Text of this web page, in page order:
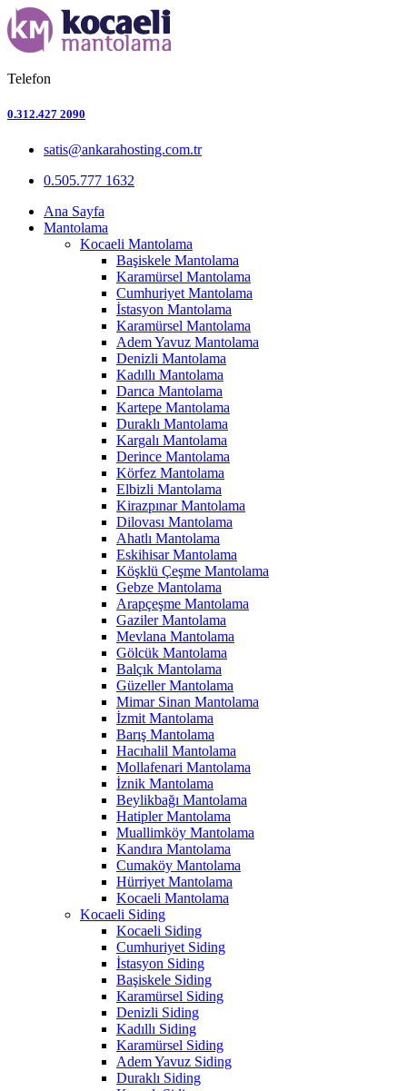
Telefon
0.312.427 2090
satis@ankarahosting.com.tr
0.505.777 1632
Ana Sayfa
Mantolama
Kocaeli Mantolama
Başiskele Mantolama
Karamürsel Mantolama
Cumhuriyet Mantolama
İstasyon Mantolama
Karamürsel Mantolama
Adem Yavuz Mantolama
Denizli Mantolama
Kadıllı Mantolama
Darıca Mantolama
Kartepe Mantolama
Duraklı Mantolama
Kargalı Mantolama
Derince Mantolama
Körfez Mantolama
Elbizli Mantolama
Kirazpınar Mantolama
Dilovası Mantolama
Ahatlı Mantolama
Eskihisar Mantolama
Köşklü Çeşme Mantolama
Gebze Mantolama
Arapçeşme Mantolama
Gaziler Mantolama
Mevlana Mantolama
Gölcük Mantolama
Balçık Mantolama
Güzeller Mantolama
Mimar Sinan Mantolama
İzmit Mantolama
Barış Mantolama
Hacıhalil Mantolama
Mollafenari Mantolama
İznik Mantolama
Beylikbağı Mantolama
Hatipler Mantolama
Muallimköy Mantolama
Kandıra Mantolama
Cumaköy Mantolama
Hürriyet Mantolama
Kocaeli Mantolama
Kocaeli Siding
Kocaeli Siding
Cumhuriyet Siding
İstasyon Siding
Başiskele Siding
Karamürsel Siding
Denizli Siding
Kadıllı Siding
Karamürsel Siding
Adem Yavuz Siding
Duraklı Siding